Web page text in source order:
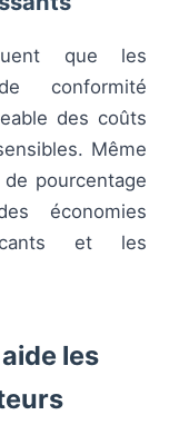
que les
conformité
des coûts
Même
pourcentage
économies
et les
les